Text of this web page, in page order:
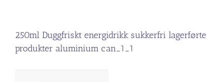
250ml Duggfriskt energidrikk sukkerfri lagerførte
produkter aluminium can_1_1